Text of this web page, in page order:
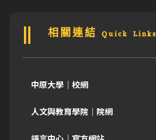
相關連結 Quick Links
中原大學｜校網
人文與教育學院｜院網